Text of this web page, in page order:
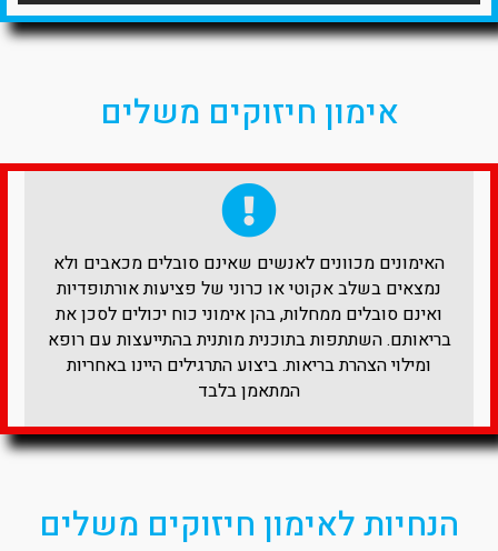
אימון חיזוקים משלים
האימונים מכוונים לאנשים שאינם סובלים מכאבים ולא
נמצאים בשלב אקוטי או כרוני של פציעות אורתופדיות
ואינם סובלים ממחלות, בהן אימוני כוח יכולים לסכן את
בריאותם. השתתפות בתוכנית מותנית בהתייעצות עם רופא
ומילוי הצהרת בריאות. ביצוע התרגילים היינו באחריות
המתאמן בלבד​
הנחיות לאימון חיזוקים משלים